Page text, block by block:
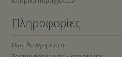
Πληροφορίες
Πως θα Αγοράσετε